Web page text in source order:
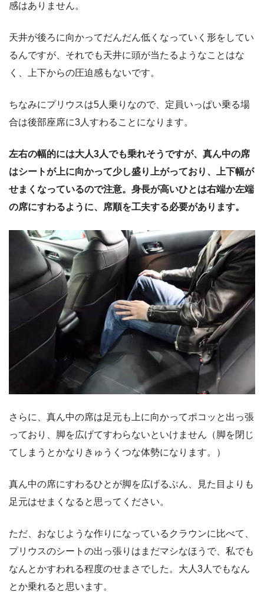
感はありません。
天井が後ろに向かってだんだん低くなっていく形をしてい
るんですが、それでも天井に頭が当たるようなことはな
く、上下からの圧迫感もないです。
ちなみにプリウスは5人乗りなので、定員いっぱい乗る場
合は後部座席に3人すわることになります。
左右の幅的には大人3人でも乗れそうですが、真ん中の席
はシートが上に向かって少し盛り上がっており、上下幅が
せまくなっているので注意。身長が高いひとは右端か左端
の席にすわるように、席順を工夫する必要があります。
さらに、真ん中の席は足元も上に向かってポコッと出っ張
っており、脚を広げてすわらないといけません（脚を閉じ
てしまうとかなりきゅうくつな体勢になります。）
真ん中の席にすわるひとが脚を広げるぶん、見た目よりも
足元はせまくなると思ってください。
ただ、おなじような作りになっているクラウンに比べて、
プリウスのシートの出っ張りはまだマシなほうで、私でも
なんとかすわれる程度のせまさでした。大人3人でもなん
とか乗れると思います。